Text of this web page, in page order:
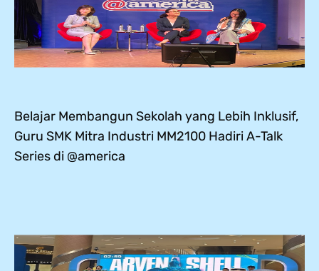
Belajar Membangun Sekolah yang Lebih Inklusif,
Guru SMK Mitra Industri MM2100 Hadiri A-Talk
Series di @america